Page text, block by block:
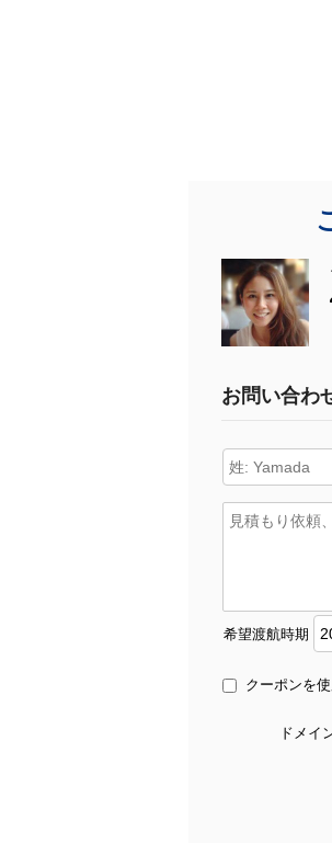
お問い合わ
希望渡航時期
クーポンを
ドメイ